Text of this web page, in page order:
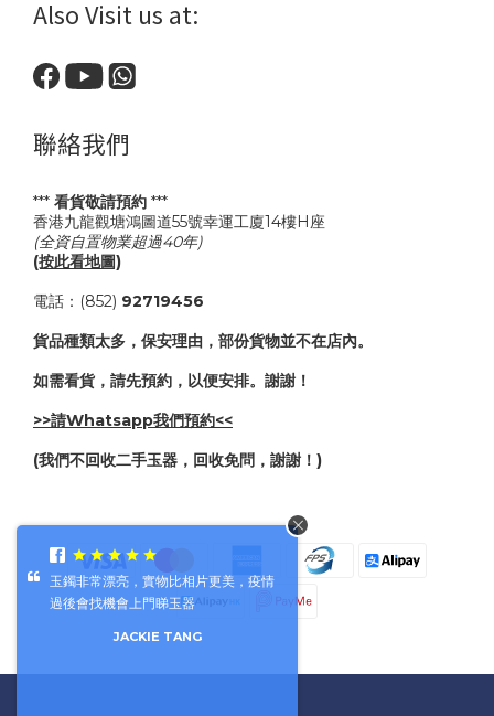
Also Visit us at:
聯絡我們
*** 看貨敬請預約 ***
香港九龍觀塘鴻圖道55號幸運工廈14樓H座
(全資自置物業超過40年)
(按此看地圖)
電話：(852) 92719456
貨品種類太多，保安理由，部份貨物並不在店內。
如需看貨，請先預約，以便安排。謝謝！
>>請Whatsapp我們預約<<
(我們不回收二手玉器，回收免問，謝謝！)
玉鐲非常漂亮，實物比相片更美，疫情
過後會找機會上門睇玉器
JACKIE TANG